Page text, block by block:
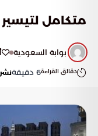
متكامل
بوابة السعودية
دقائق القراءة6 دقيقة